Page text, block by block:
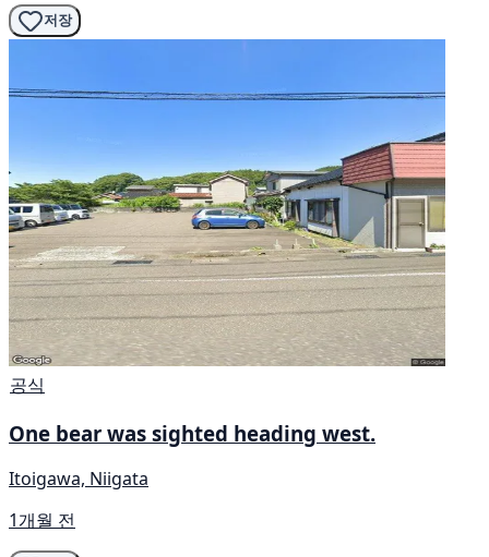
저장
공식
One bear was sighted heading west.
Itoigawa, Niigata
1개월 전